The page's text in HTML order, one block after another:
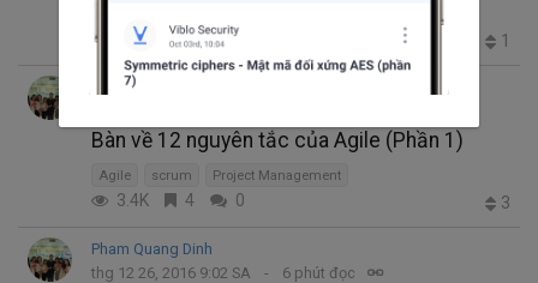
1.8K 2 0 1
Pham Quang Dinh
Bàn về 12 nguyên tắc của Agile (Phần 1)
Agile scrum Project Management
3.4K 4 0 3
Pham Quang Dinh
thg 12 26, 2016 9:02 SA
6 phút đọc